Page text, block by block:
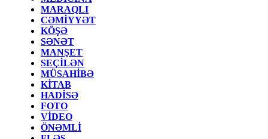
MARAQLI
CƏMİYYƏT
KÖŞƏ
SƏNƏT
MANŞET
SEÇİLƏN
MÜSAHİBƏ
KİTAB
HADİSƏ
FOTO
VİDEO
ÖNƏMLİ